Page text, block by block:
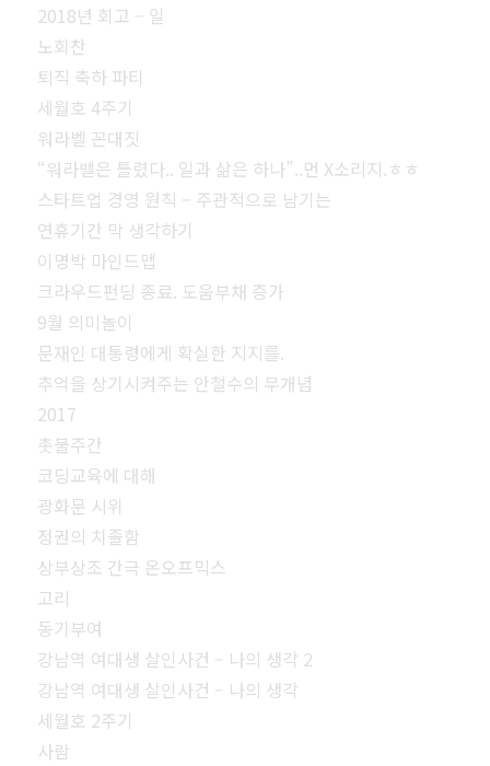
2018년 회고 – 일
노회찬
퇴직 축하 파티
세월호 4주기
워라벨 꼰대짓
“워라밸은 틀렸다.. 일과 삶은 하나”..먼 X소리지.ㅎㅎ
스타트업 경영 원칙 – 주관적으로 남기는
연휴기간 막 생각하기
이명박 마인드맵
크라우드펀딩 종료. 도움부채 증가
9월 의미놀이
문재인 대통령에게 확실한 지지를.
추억을 상기시켜주는 안철수의 무개념
2017
촛불주간
코딩교육에 대해
광화문 시위
정권의 치졸함
상부상조 간극 온오프믹스
고리
동기부여
강남역 여대생 살인사건 – 나의 생각 2
강남역 여대생 살인사건 – 나의 생각
세월호 2주기
사람